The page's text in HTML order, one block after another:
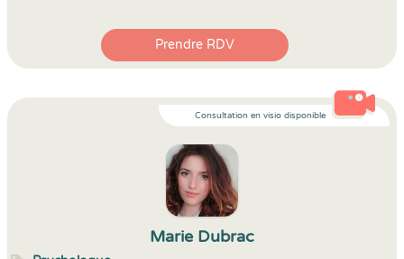
Prendre RDV
Consultation en visio disponible
Marie Dubrac